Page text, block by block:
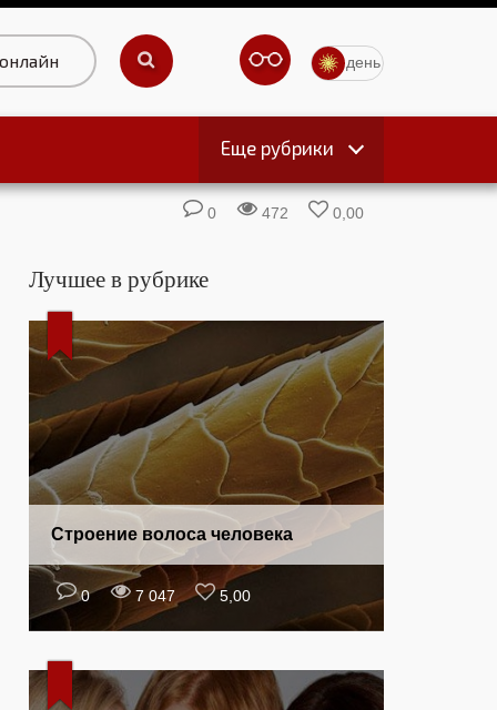
день
Еще рубрики
0 472 0,00
Лучшее в рубрике
0 7 047 5,00
Строение волоса человека